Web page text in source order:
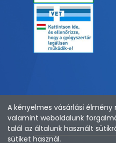
A kényelmes vásárlási
valamint weboldalunk
talál az általunk használt
sütiket használ.